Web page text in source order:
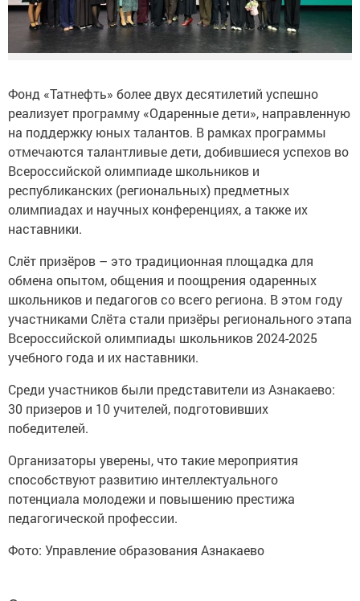
Фонд «Татнефть» более двух десятилетий успешно
реализует программу «Одаренные дети», направленную
на поддержку юных талантов. В рамках программы
отмечаются талантливые дети, добившиеся успехов во
Всероссийской олимпиаде школьников и
республиканских (региональных) предметных
олимпиадах и научных конференциях, а также их
наставники.
Слёт призёров – это традиционная площадка для
обмена опытом, общения и поощрения одаренных
школьников и педагогов со всего региона. В этом году
участниками Слёта стали призёры регионального этапа
Всероссийской олимпиады школьников 2024-2025
учебного года и их наставники.
Среди участников были представители из Азнакаево:
30 призеров и 10 учителей, подготовивших
победителей.
Организаторы уверены, что такие мероприятия
способствуют развитию интеллектуального
потенциала молодежи и повышению престижа
педагогической профессии.
Фото: Управление образования Азнакаево